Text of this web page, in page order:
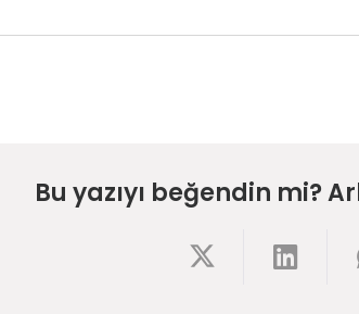
Bu yazıyı beğendin mi?